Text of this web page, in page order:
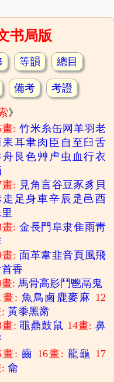
书局版
等韻 總目
備考 考證
》
畫: 竹米糸缶网 羊羽老
耒耳聿肉 臣 自 至 臼舌
舟 艮色艸 虍 虫 血行衣
畫: 見角言谷豆豕豸 貝
走 足身車辛辰 辵 邑酉
里
畫: 金長門 阜隶隹雨靑
畫: 面革韋韭音頁風飛
首香
畫:馬骨高髟 鬥鬯鬲 鬼
畫: 魚鳥 鹵 鹿麥 麻 12
:黃黍黑黹
畫: 黽鼎鼓鼠 14畫:鼻
畫:齒 16畫:龍龜 17
:龠